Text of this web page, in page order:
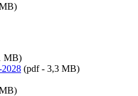
MB)
2028 (pdf - 3,3 MB)